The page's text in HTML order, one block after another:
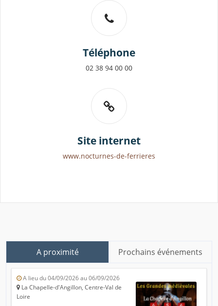
Téléphone
02 38 94 00 00
Site internet
www.nocturnes-de-ferrieres
A proximité Prochains événements
A lieu du 04/09/2026 au 06/09/2026
La Chapelle-d'Angillon, Centre-Val de
Loire